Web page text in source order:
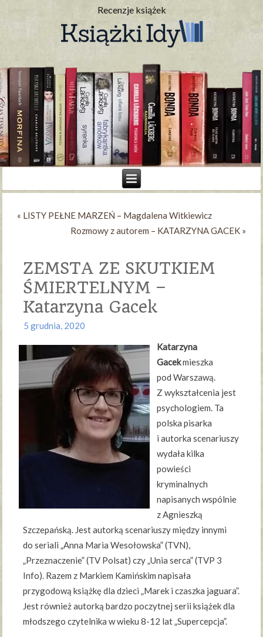
Recenzje książek
« LISTY PEŁNE MARZEŃ – Magdalena Witkiewicz
Rozmowy z autorem – KATARZYNA GACEK»
ZEMSTA ZE SKUTKIEM
ŚMIERTELNYM –
Katarzyna Gacek
5 grudnia, 2020
Katarzyna
Gacekmieszka
pod Warszawą.
Z wykształcenia jest
psychologiem. Ta
polska pisarka
i autorka scenariuszy
wydała kilka
powieści
kryminalnych
napisanych wspólnie
z Agnieszką
Szczepańską. Jest autorką scenariuszy między innymi
do seriali „Anna Maria Wesołowska” (TVN),
„Przeznaczenie” (TV Polsat) czy „Unia serca” (TVP 3
Info). Razem z Markiem Kamińskim napisała
przygodową książkę dla dzieci „Marek i czaszka jaguara”.
Jest również autorką bardzo poczytnej serii książek dla
młodszego czytelnika w wieku 8-12 lat „Supercepcja”.